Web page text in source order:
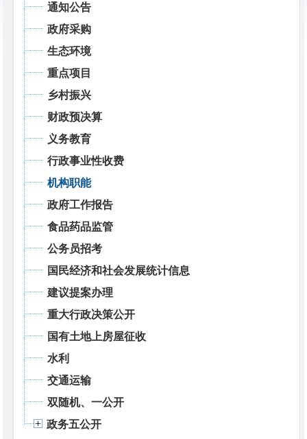
通知公告
政府采购
生态环境
重点项目
乡村振兴
财政预决算
义务教育
行政事业性收费
机构职能
政府工作报告
食品药品监管
公务员招考
国民经济和社会发展统计信息
建议提案办理
重大行政决策公开
国有土地上房屋征收
水利
交通运输
双随机、一公开
政务五公开